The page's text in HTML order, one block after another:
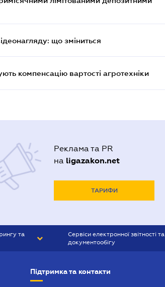
що зміниться
компенсацію вартості агротехніки
Реклама та PR
на ligazakon.net
ТАРИФИ
та
Сервіси електронної звітності та
документообігу
Підтримка та контакти